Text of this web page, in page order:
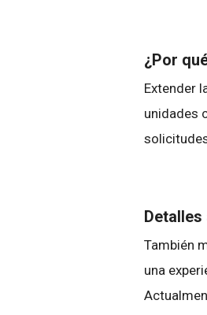
¿Por
Extender
unidades
También
una